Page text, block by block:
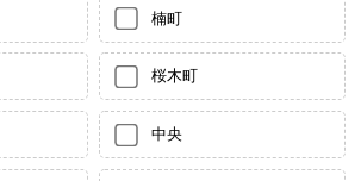
楠町
桜木町
中央